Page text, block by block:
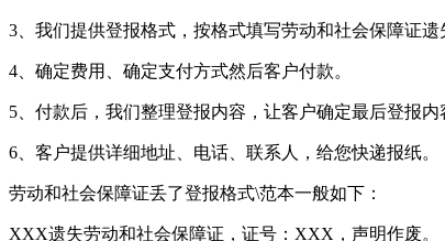
3、我们提供登报格式，按格式填写劳动和社会保障证
4、确定费用、确定支付方式然后客户付款。
5、付款后，我们整理登报内容，让客户确定最后登报内
6、客户提供详细地址、电话、联系人，给您快递报纸。
劳动和社会保障证丢了登报格式\范本一般如下：
XXX遗失劳动和社会保障证，证号：XXX，声明作废。